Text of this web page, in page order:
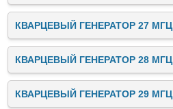
КВАРЦЕВЫЙ ГЕНЕРАТОР 27 МГЦ
КВАРЦЕВЫЙ ГЕНЕРАТОР 28 МГЦ
КВАРЦЕВЫЙ ГЕНЕРАТОР 29 МГЦ